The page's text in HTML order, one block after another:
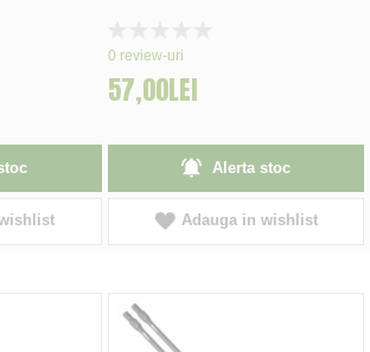
0%
0 review-uri
57,00LEI
Alerta stoc
Adauga in wishlist